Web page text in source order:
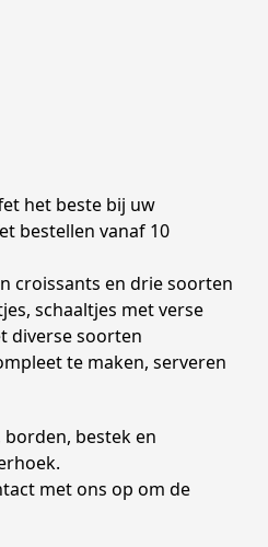
het beste bij uw
bestellen vanaf 10
croissants en drie soorten
schaaltjes met verse
diverse soorten
te maken, serveren
bestek en
met ons op om de